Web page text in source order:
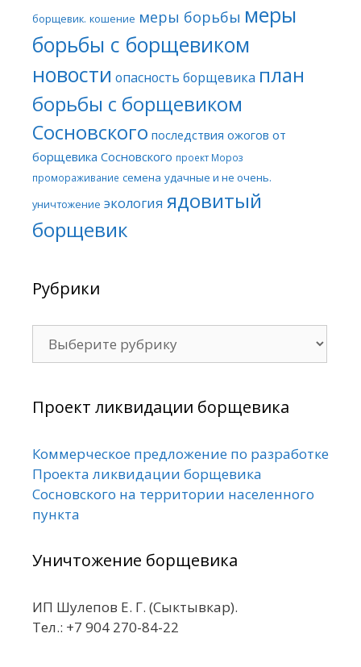
борщевик. кошение меры борьбы меры
борьбы с борщевиком
новости опасность борщевика план
борьбы с борщевиком
Сосновского последствия ожогов от
борщевика Сосновского проект Мороз
промораживание семена удачные и не очень.
уничтожение экология ядовитый
борщевик
Рубрики
Рубрики
Проект ликвидации борщевика
Коммерческое предложение по разработке
Проекта ликвидации борщевика
Сосновского на территории населенного
пункта
Уничтожение борщевика
ИП Шулепов Е. Г. (Сыктывкар).
Тел.: +7 904 270-84-22